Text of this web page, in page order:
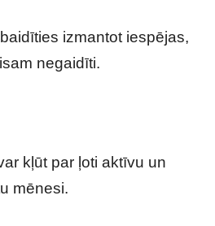
izmantot iespējas,
negaidīti.
kļūt par ļoti aktīvu un
mēnesi.